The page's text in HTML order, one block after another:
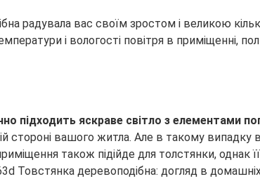
радувала вас своїм зростом і великою
і вологості повітря в
підходить яскраве світло з елементами
стороні вашого житла. Але в такому
також підійде для толстянки, однак